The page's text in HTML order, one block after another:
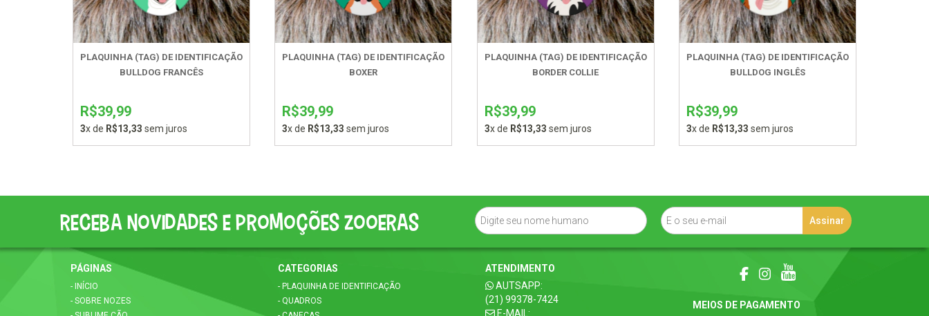
PLAQUINHA (TAG) DE IDENTIFICAÇÃO
BULLDOG FRANCÊS
R$39,99
3x de R$13,33 sem juros
PLAQUINHA (TAG) DE IDENTIFICAÇÃO
BOXER
R$39,99
3x de R$13,33 sem juros
PLAQUINHA (TAG) DE IDENTIFICAÇÃO
BORDER COLLIE
R$39,99
3x de R$13,33 sem juros
PLAQUINHA (TAG) DE IDENTIFICAÇÃO
BULLDOG INGLÊS
R$39,99
3x de R$13,33 sem juros
Receba novidades e promoções zooeras
PÁGINAS
- INÍCIO
- SOBRE NOZES
CATEGORIAS
- PLAQUINHA DE IDENTIFICAÇÃO
- QUADROS
ATENDIMENTO
AUTSAPP:
(21) 99378-7424
E-MAIL:
MEIOS DE PAGAMENTO